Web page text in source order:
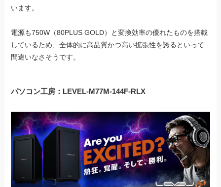
います。
電源も750W（80PLUS GOLD）と変換効率の優れたものを搭載
しているため、全体的に高品質かつ高い拡張性を誇るといって
間違いなさそうです。
パソコン工房：LEVEL-M77M-144F-RLX